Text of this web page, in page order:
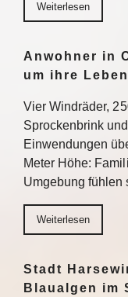
Weiterlesen
Anwohner in
um ihre
Vier Windräder,
Sprockenbrink
Einwendungen
Meter Höhe:
Umgebung
Weiterlesen
Stadt
Blaualgen im